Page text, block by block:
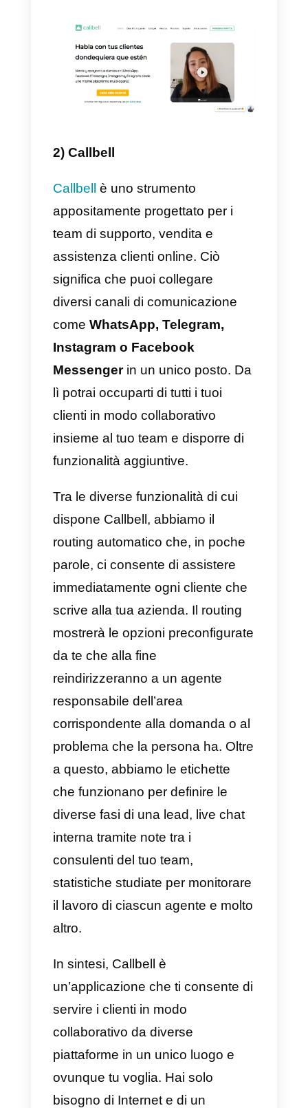
Aircallè uno strumento molto
interessante. In breve, Aircall è
una soluzione di telefonia cloud e
un’applicazione per telefoni
cellulari e computer. Funziona
molto bene per le aziende che
forniscono supporto tramite
Internet, poiché i tuoi dipendenti
hanno bisogno di una piattaforma
che consenta loro di comunicare
facilmente con i propri clienti.
Quando si parla di chiamate in
cloud, Aircall è una soluzione
facilità d’uso e il branding lo
rendono davvero ideale per le
aziende che non vogliono
perdere molto tempo a insegnare
ai propri agenti come utilizzare i
nuovi strumenti e la qualità delle
chiamate effettuate con Aircall è
davvero buona. Inoltre,
l’applicazione consente di
prendere appunti sulle chiamate,
eseguire follow-up e utilizzare
numeri di telefono diversi a
2) Callbell
Callbellè uno strumento